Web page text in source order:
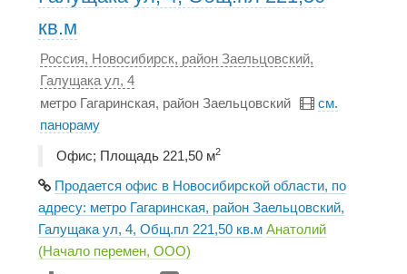
кв.м
Россия, Новосибирск, район Заельцовский,
Галущака ул, 4
метро Гагаринская, район Заельцовский
см.
панораму
Офис; Площадь 221,50 м2
Продается офис в Новосибирской области, по
адресу: метро Гагаринская, район Заельцовский,
Галущака ул, 4, Общ.пл 221,50 кв.м Анатолий
(Начало перемен, ООО)